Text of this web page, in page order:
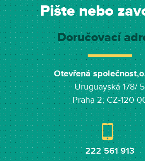
Pište nebo
Doručovací
Otevřená
Uruguayská 178/ 5
Praha 2, CZ-120
222 561 913